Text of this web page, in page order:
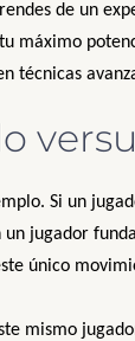
de un
máximo
técnicas
Si un
jugador
único
mismo